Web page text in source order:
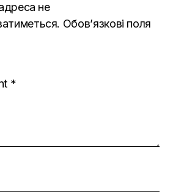
не
Обов’язкові поля